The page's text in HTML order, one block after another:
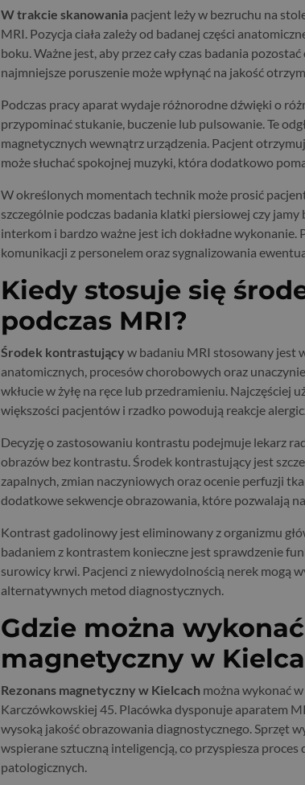
W trakcie skanowania pacjent leży w bezruchu na
MRI. Pozycja ciała zależy od badanej części
boku. Ważne jest, aby przez cały czas badania
najmniejsze poruszenie może wpłynąć na jakość
Podczas pracy aparat wydaje różnorodne dźwięki o
przypominać stukanie, buczenie lub pulsowanie. Te
magnetycznych wewnątrz urządzenia. Pacjent
może słuchać spokojnej muzyki, która dodatkowo
W określonych momentach technik może prosić
szczególnie podczas badania klatki piersiowej czy
interkom i bardzo ważne jest ich dokładne wykonanie.
komunikacji z personelem oraz sygnalizowania
Kiedy stosuje się
podczas MRI?
Środek kontrastujący w badaniu MRI stosowany jest
anatomicznych, procesów chorobowych oraz
wkłucie w żyłę na ręce lub przedramieniu. Najczęściej
większości pacjentów i rzadko powodują reakcje
Decyzję o zastosowaniu kontrastu podejmuje lekarz
obrazów bez kontrastu. Środek kontrastujący jest
zapalnych, zmian naczyniowych oraz ocenie perfuzji
dodatkowe sekwencje obrazowania, które pozwalają
Kontrast gadolinowy jest eliminowany z organizmu
badaniem z kontrastem konieczne jest sprawdzenie
surowicy krwi. Pacjenci z niewydolnością nerek mogą
alternatywnych metod diagnostycznych.
Gdzie można
magnetyczny w
Rezonans magnetyczny w Kielcach można wykonać
Karczówkowskiej 45. Placówka dysponuje aparatem
wysoką jakość obrazowania diagnostycznego. Sprzęt
wspierane sztuczną inteligencją, co przyspiesza
patologicznych.